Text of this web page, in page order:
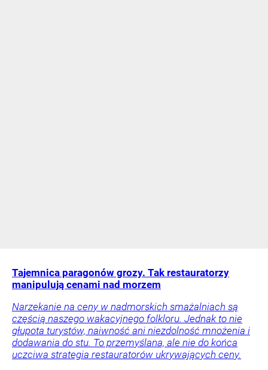
Tajemnica paragonów grozy. Tak restauratorzy
manipulują cenami nad morzem
Narzekanie na ceny w nadmorskich smażalniach są
częścią naszego wakacyjnego folkloru. Jednak to nie
głupota turystów, naiwność ani niezdolność mnożenia i
dodawania do stu. To przemyślana, ale nie do końca
uczciwa strategia restauratorów ukrywających ceny.